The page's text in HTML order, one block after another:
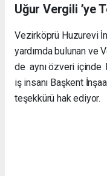
Uğur Vergili ’ye
Vezirköprü Huzurevi
yardımda bulunan ve
de aynı özveri içinde
iş insanı Başkent
teşekkürü hak ediyor.